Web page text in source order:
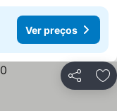
Ver preços
Partilhar